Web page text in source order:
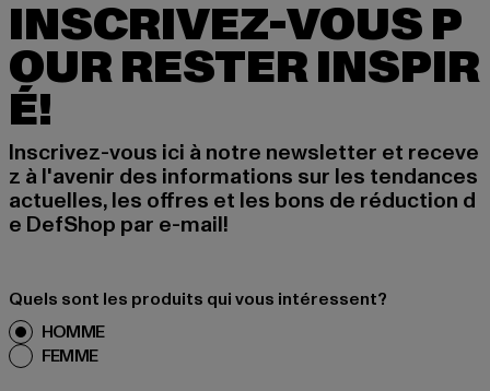
INSCRIVEZ-VOUS P
OUR RESTER INSPIR
É!
Inscrivez-vous ici à notre newsletter et receve
z à l'avenir des informations sur les tendances
actuelles, les offres et les bons de réduction d
e DefShop par e-mail!
Quels sont les produits qui vous intéressent?
HOMME
FEMME